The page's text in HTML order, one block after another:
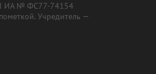
ИА № ФС77-74154
Учредитель —